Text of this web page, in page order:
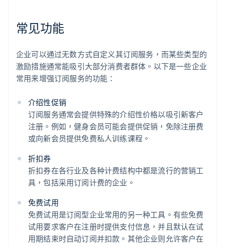
常见功能
企业可以通过无数方式自定义其订阅服务，而某些类型的
激励措施通常能吸引大部分消费者群体。以下是一些企业
常用来增强订阅服务的功能：
介绍性促销
订阅服务通常会提供特殊的介绍性价格以吸引新客户
注册。例如，健身会员可能会提供促销，免除注册费
或向新会员提供免费私人训练课程。
折扣券
折扣券在各行业及各种计费结构中都是流行的营销工
具，包括采用订阅计费的企业。
免费试用
免费试用是订阅型企业常用的另一种工具。有些免费
试用要求客户在注册时提供支付信息，并且默认在试
用期结束时自动订阅并扣款。其他企业则允许客户在